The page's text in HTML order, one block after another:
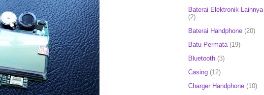
Baterai Elektronik Lainnya
(2)
Baterai Handphone (20)
Batu Permata (19)
Bluetooth (3)
Casing (12)
Charger Handphone (10)